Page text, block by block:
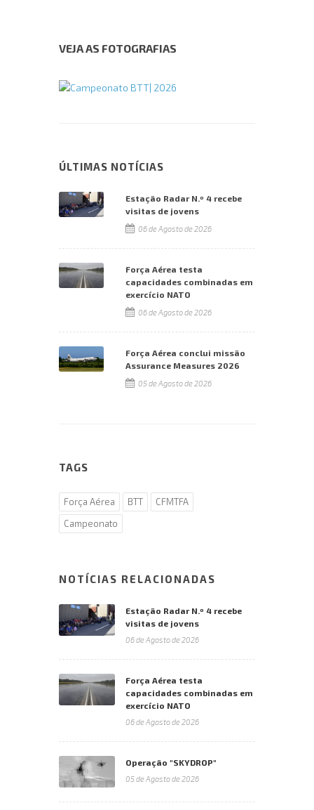
VEJA AS FOTOGRAFIAS
ÚLTIMAS NOTÍCIAS
Estação Radar N.º 4 recebe
visitas de jovens
06 de Agosto de 2026
Força Aérea testa
capacidades combinadas em
exercício NATO
06 de Agosto de 2026
Força Aérea conclui missão
Assurance Measures 2026
05 de Agosto de 2026
TAGS
Força Aérea BTT
CFMTFA
Campeonato
NOTÍCIAS RELACIONADAS
Estação Radar N.º 4 recebe
visitas de jovens
06 de Agosto de 2026
Força Aérea testa
capacidades combinadas em
exercício NATO
06 de Agosto de 2026
Operação "SKYDROP"
05 de Agosto de 2026